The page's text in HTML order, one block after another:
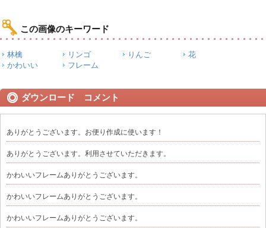
この画像のキーワード
林檎 リンゴ りんご
花
かわいい
フレーム
ダウンロード コメント
ありがとうございます。お便り作成に使います！
ありがとうございます。利用させていただきます。
かわいいフレームありがとうございます。
かわいいフレームありがとうございます。
かわいいフレームありがとうございます。